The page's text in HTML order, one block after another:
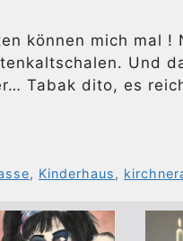
können mich mal !
Und
Tabak dito, es
, Kinderhaus,